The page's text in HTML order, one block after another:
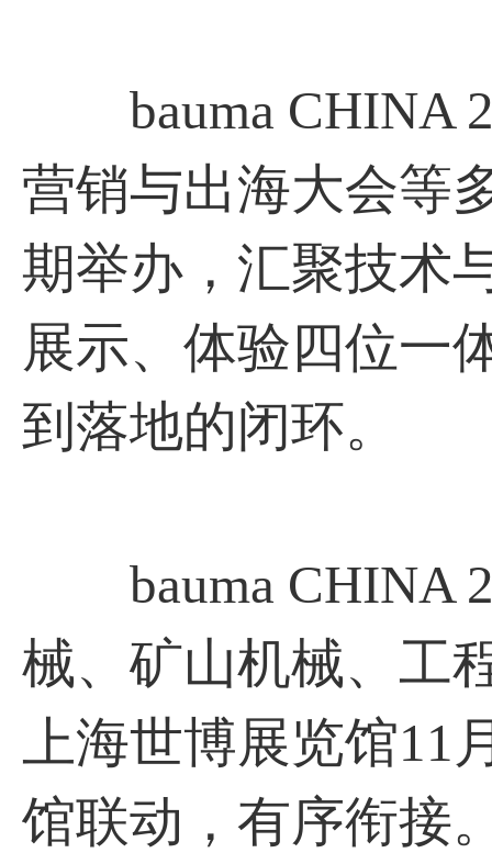
bauma CHINA
营销与出海大会等
期举办，汇聚技术
展示、体验四位一
到落地的闭环。
bauma CHINA
械、矿山机械、工
上海世博展览馆11
馆联动，有序衔接